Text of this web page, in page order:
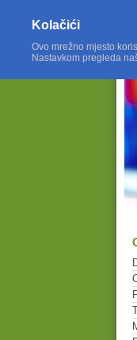
Kolačići
Ovo mrežno mjesto
Nastavkom pregleda